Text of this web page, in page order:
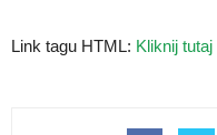
Link tagu HTML: Kliknij tutaj